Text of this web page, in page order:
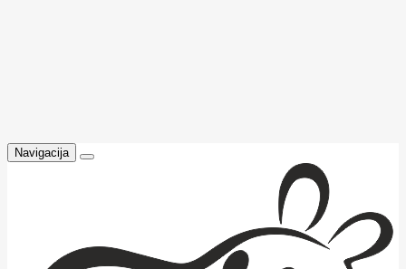
Navigacija